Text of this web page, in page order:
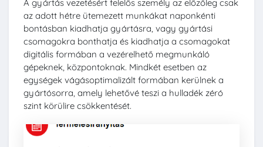
A gyártás vezetésért felelős személy az előzőleg csak
az adott hétre ütemezett munkákat naponkénti
bontásban kiadhatja gyártásra, vagy gyártási
csomagokra bonthatja és kiadhatja a csomagokat
digitális formában a vezérelhető megmunkáló
gépeknek, központoknak. Mindkét esetben az
egységek vágásoptimalizált formában kerülnek a
gyártósorra, amely lehetővé teszi a hulladék zéró
szint körülire csökkentését.